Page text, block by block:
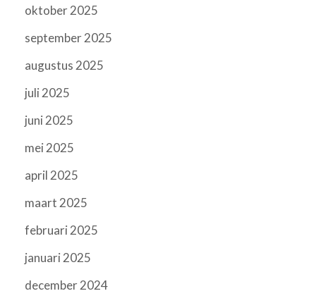
oktober 2025
september 2025
augustus 2025
juli 2025
juni 2025
mei 2025
april 2025
maart 2025
februari 2025
januari 2025
december 2024